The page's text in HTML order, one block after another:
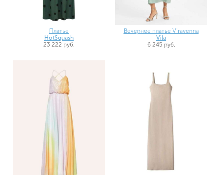
Платье
HotSquash
23 222 руб.
Вечернее платье Viravenna
Vila
6 245 руб.